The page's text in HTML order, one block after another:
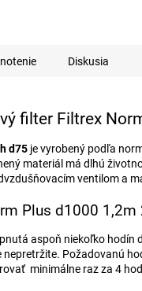
Diskusia
filter Filtrex
d75 je vyrobený podľa
materiál má dlhú
ventilom a
Plus d1000
aspoň niekoľko hodín
nepretržite. Požadovanú
minimálne raz za 4